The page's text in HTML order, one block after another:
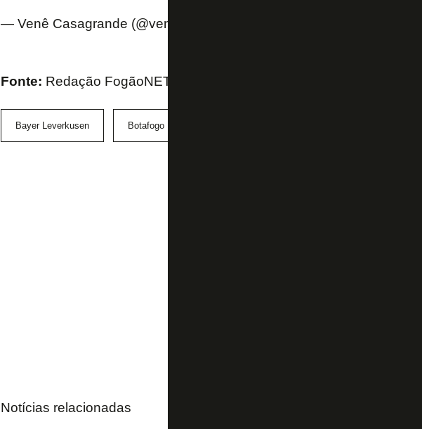
— Venê Casagrande (@venecasagrande)
Fonte: Redação FogãoNET e Twitter do repórter Venê Casagrande
Bayer Leverkusen Botafogo
Notícias relacionadas